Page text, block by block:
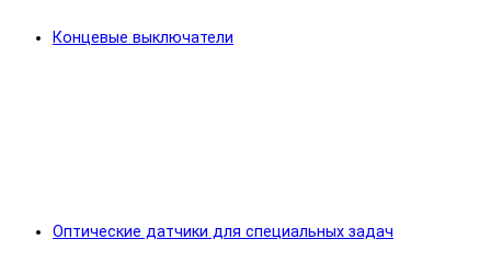
Концевые выключатели
Оптические датчики для специальных задач